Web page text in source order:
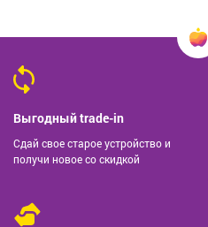
Выгодный trade-in
Сдай свое старое устройство и
получи новое со скидкой